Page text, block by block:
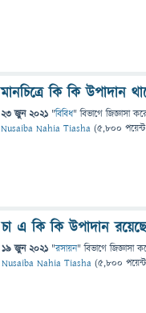
মানচিত্রে কি কি উপাদান
23 জুন 2021 "বিবিধ" বিভাগে জিজ্ঞাসা
Nusaiba Nahia Tiasha (5,800
চা এ কি কি উপাদান
19 জুন 2021 "রসায়ন" বিভাগে জিজ্ঞাসা
Nusaiba Nahia Tiasha (5,800